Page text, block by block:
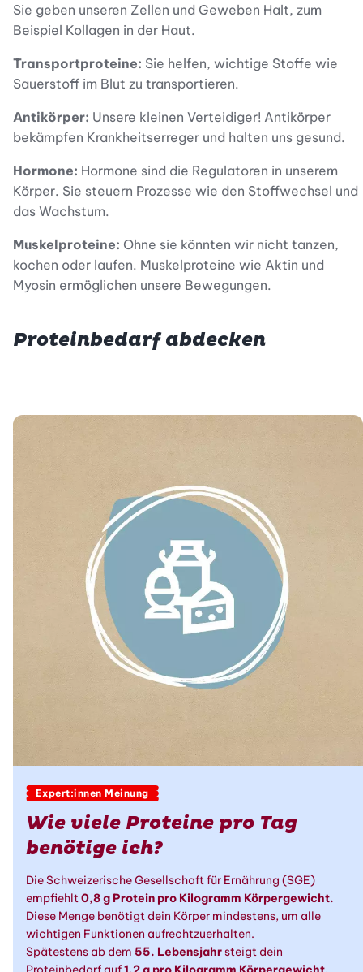
Sie geben unseren Zellen und Geweben Halt, zum
Beispiel Kollagen in der Haut.
Transportproteine: Sie helfen, wichtige Stoffe wie
Sauerstoff im Blut zu transportieren.
Antikörper: Unsere kleinen Verteidiger! Antikörper
bekämpfen Krankheitserreger und halten uns gesund.
Hormone: Hormone sind die Regulatoren in unserem
Körper. Sie steuern Prozesse wie den Stoffwechsel und
das Wachstum.
Muskelproteine: Ohne sie könnten wir nicht tanzen,
kochen oder laufen. Muskelproteine wie Aktin und
Myosin ermöglichen unsere Bewegungen.
Proteinbedarf abdecken
Expert:innen Meinung
Wie viele Proteine pro Tag
benötige ich?
Die Schweizerische Gesellschaft für Ernährung (SGE)
empfiehlt0,8 g Protein pro Kilogramm Körpergewicht.
Diese Menge benötigt dein Körper mindestens, um alle
wichtigen Funktionen aufrechtzuerhalten.
Spätestens ab dem 55. Lebensjahrsteigt dein